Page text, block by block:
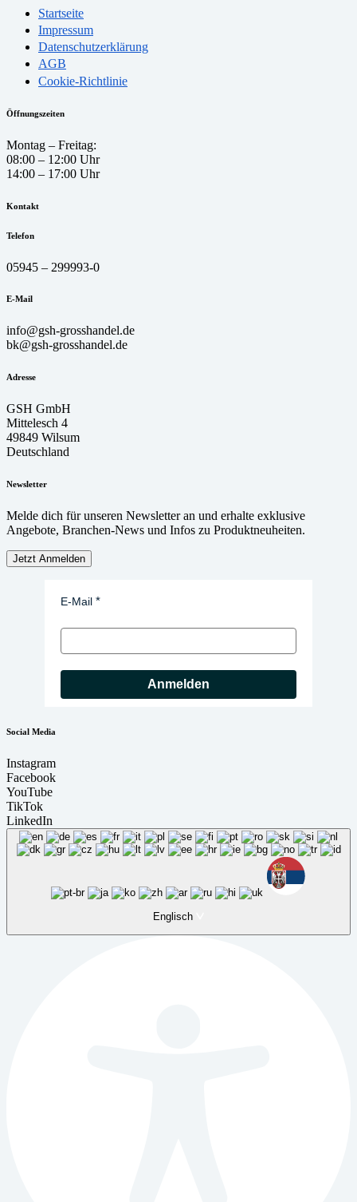
Startseite
Impressum
Datenschutzerklärung
AGB
Cookie-Richtlinie
Öffnungszeiten
Montag – Freitag:
08:00 – 12:00 Uhr
14:00 – 17:00 Uhr
Kontakt
Telefon
05945 – 299993-0
E-Mail
info@gsh-grosshandel.de
bk@gsh-grosshandel.de
Adresse
GSH GmbH
Mittelesch 4
49849 Wilsum
Deutschland
Newsletter
Melde dich für unseren Newsletter an und erhalte exklusive
Angebote, Branchen-News und Infos zu Produktneuheiten.
Jetzt Anmelden
E-Mail
Anmelden
Social Media
Instagram
Facebook
YouTube
TikTok
LinkedIn
Englisch